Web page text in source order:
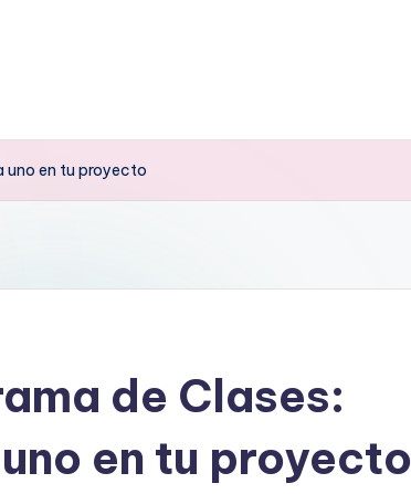
uno en tu proyecto
de Clases:
en tu proyecto